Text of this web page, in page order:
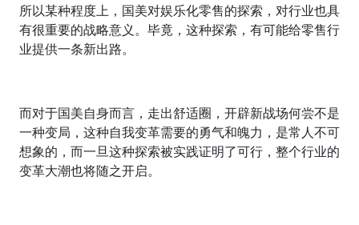
所以某种程度上，国美对娱乐化零售的探索，对行业也具
有很重要的战略意义。毕竟，这种探索，有可能给零售行
业提供一条新出路。
而对于国美自身而言，走出舒适圈，开辟新战场何尝不是
一种变局，这种自我变革需要的勇气和魄力，是常人不可
想象的，而一旦这种探索被实践证明了可行，整个行业的
变革大潮也将随之开启。